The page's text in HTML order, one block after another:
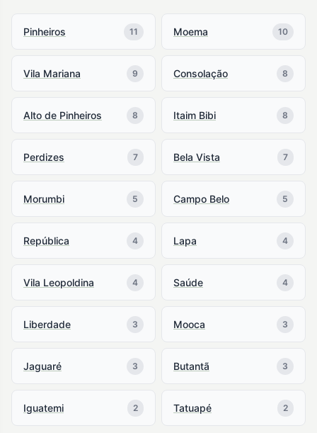
Pinheiros 11 Moema 10
Vila Mariana 9 Consolação 8
Alto de Pinheiros 8 Itaim Bibi 8
Perdizes 7 Bela Vista 7
Morumbi 5 Campo Belo 5
República 4 Lapa 4
Vila Leopoldina 4 Saúde 4
Liberdade 3 Mooca 3
Jaguaré 3 Butantã 3
Iguatemi 2 Tatuapé 2